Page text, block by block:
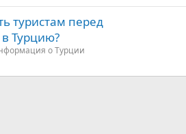
туристам перед
Турцию?
о Турции